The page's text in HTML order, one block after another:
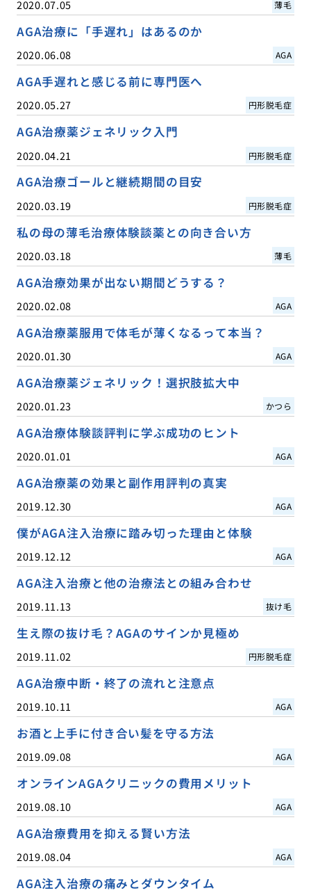
2020.07.05 薄毛
AGA治療に「手遅れ」はあるのか
2020.06.08 AGA
AGA手遅れと感じる前に専門医へ
2020.05.27 円形脱毛症
AGA治療薬ジェネリック入門
2020.04.21 円形脱毛症
AGA治療ゴールと継続期間の目安
2020.03.19 円形脱毛症
私の母の薄毛治療体験談薬との向き合い方
2020.03.18 薄毛
AGA治療効果が出ない期間どうする？
2020.02.08 AGA
AGA治療薬服用で体毛が薄くなるって本当？
2020.01.30 AGA
AGA治療薬ジェネリック！選択肢拡大中
2020.01.23 かつら
AGA治療体験談評判に学ぶ成功のヒント
2020.01.01 AGA
AGA治療薬の効果と副作用評判の真実
2019.12.30 AGA
僕がAGA注入治療に踏み切った理由と体験
2019.12.12 AGA
AGA注入治療と他の治療法との組み合わせ
2019.11.13 抜け毛
生え際の抜け毛？AGAのサインか見極め
2019.11.02 円形脱毛症
AGA治療中断・終了の流れと注意点
2019.10.11 AGA
お酒と上手に付き合い髪を守る方法
2019.09.08 AGA
オンラインAGAクリニックの費用メリット
2019.08.10 AGA
AGA治療費用を抑える賢い方法
2019.08.04 AGA
AGA注入治療の痛みとダウンタイム